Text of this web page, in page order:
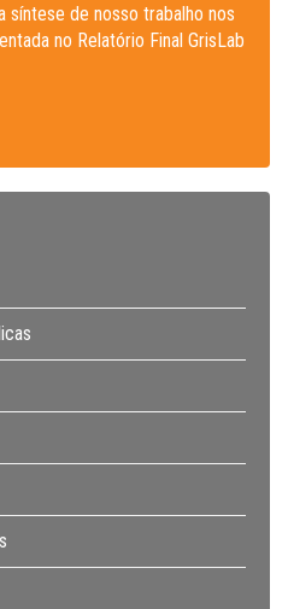
síntese de nosso trabalho nos
no Relatório Final GrisLab